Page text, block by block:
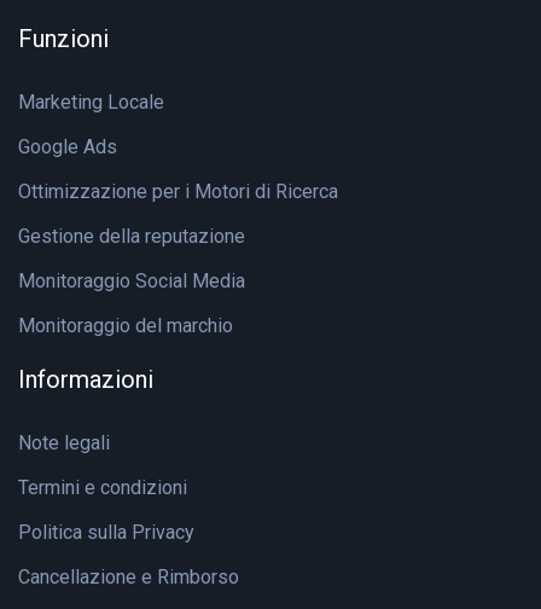
Funzioni
Marketing Locale
Google Ads
Ottimizzazione per i Motori di Ricerca
Gestione della reputazione
Monitoraggio Social Media
Monitoraggio del marchio
Informazioni
Note legali
Termini e condizioni
Politica sulla Privacy
Cancellazione e Rimborso